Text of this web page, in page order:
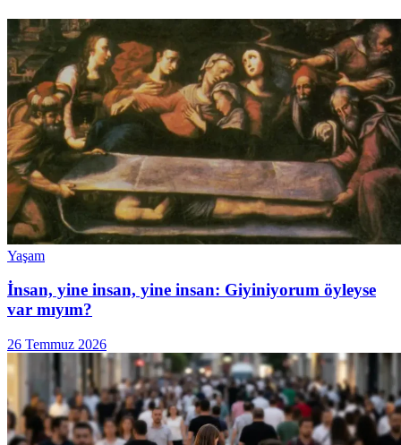
Yaşam
İnsan, yine insan, yine insan: Giyiniyorum öyleyse
var mıyım?
26 Temmuz 2026